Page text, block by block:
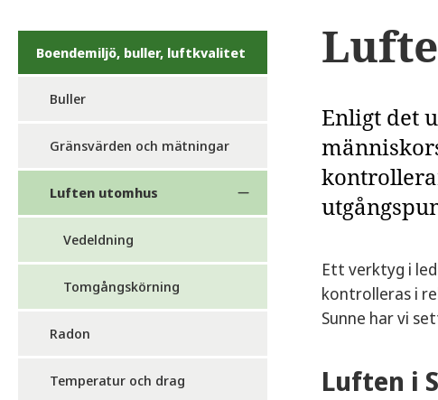
Boendemiljö, buller, luftkvalitet
Buller
Gränsvärden och mätningar
Luften utomhus
Vedeldning
Tomgångskörning
Radon
Temperatur och drag
Enligt det
Ett verktyg i
kontrolleras i
Sunne har vi
Luften i